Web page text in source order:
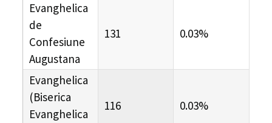
Evanghelica
de
Confesiune
Augustana
131 0.03%
Evanghelica
(Biserica
Evanghelica
116 0.03%